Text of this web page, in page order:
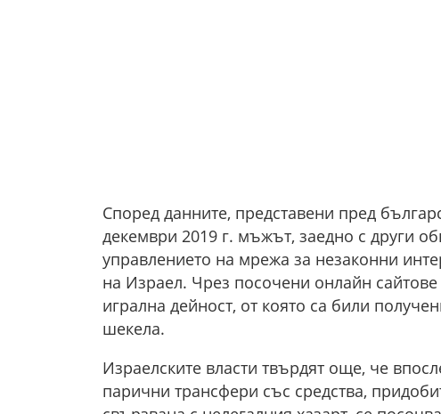
Според данните, представени пред
декември 2019 г. мъжът, заедно с други
управлението на мрежа за незаконни
на Израел. Чрез посочени онлайн
игрална дейност, от която са били
шекела.
Израелските власти твърдят още, че
парични трансфери със средства,